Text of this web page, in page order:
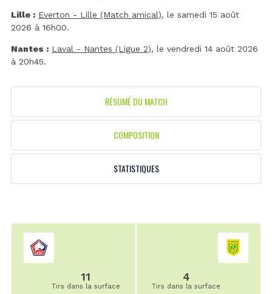
Lille : Everton - Lille (Match amical), le samedi 15 août
2026 à 16h00.
Nantes : Laval - Nantes (Ligue 2), le vendredi 14 août 2026
à 20h45.
RÉSUMÉ DU MATCH
COMPOSITION
STATISTIQUES
11
Tirs dans la surface
4
Tirs dans la surface